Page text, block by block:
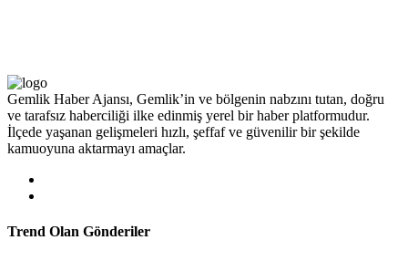
Gemlik Haber Ajansı, Gemlik’in ve bölgenin nabzını tutan, doğru
ve tarafsız haberciliği ilke edinmiş yerel bir haber platformudur.
İlçede yaşanan gelişmeleri hızlı, şeffaf ve güvenilir bir şekilde
kamuoyuna aktarmayı amaçlar.
Trend Olan Gönderiler